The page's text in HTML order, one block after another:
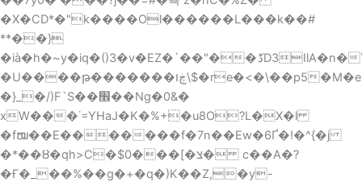
�X�CD*�"k����Ol������L���k��#
**��}
�ià�h�~y�iq�()3�v�EZ�`��"��ަڈD3IlA�n�Y=5\��b�w�y^��
�U����թ�������ڿו\$�re�<�\��p5�M�e����t�
�}_�/)F`S��׮��Ng�0&�
xW���˙=YHaJ�K�%+�u8O?L�X�l
�fໝ��E�������f�7n��Ew�6Ґ�!�^{�j
�*��ȣ�qh>C�$0���[�צ� c��A�?
�Ғ�_��%��g�+�q�)K��Z,�y-